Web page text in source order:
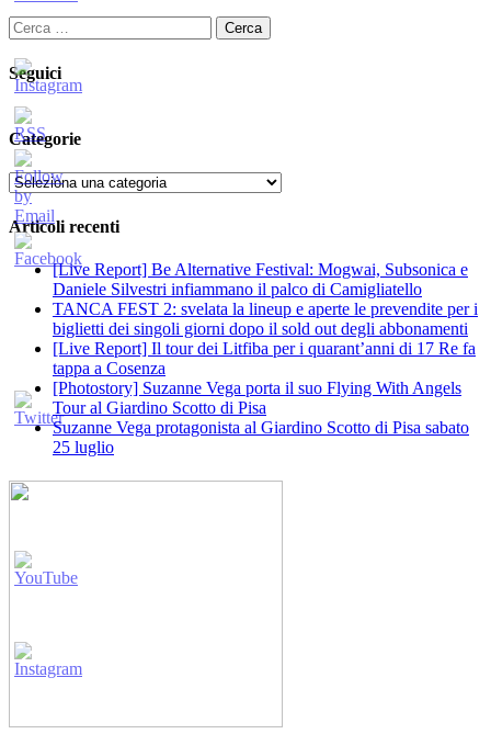
Ricerca
per:
Seguici
Categorie
Categorie
Articoli recenti
[Live Report] Be Alternative Festival: Mogwai, Subsonica e
Daniele Silvestri infiammano il palco di Camigliatello
TANCA FEST 2: svelata la lineup e aperte le prevendite per i
biglietti dei singoli giorni dopo il sold out degli abbonamenti
[Live Report] Il tour dei Litfiba per i quarant’anni di 17 Re fa
tappa a Cosenza
[Photostory] Suzanne Vega porta il suo Flying With Angels
Tour al Giardino Scotto di Pisa
Suzanne Vega protagonista al Giardino Scotto di Pisa sabato
25 luglio